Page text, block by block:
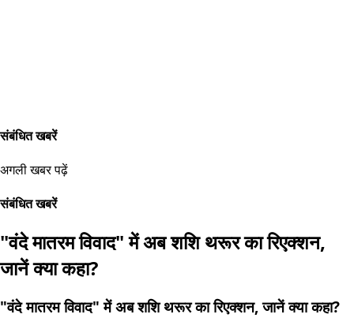
संबंधित खबरें
अगली खबर पढ़ें
संबंधित खबरें
"वंदे मातरम विवाद" में अब शशि थरूर का रिएक्शन,
जानें क्या कहा?
"वंदे मातरम विवाद" में अब शशि थरूर का रिएक्शन, जानें क्या कहा?